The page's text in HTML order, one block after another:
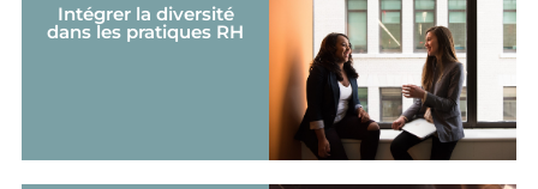
Intégrer la diversité
dans les pratiques RH